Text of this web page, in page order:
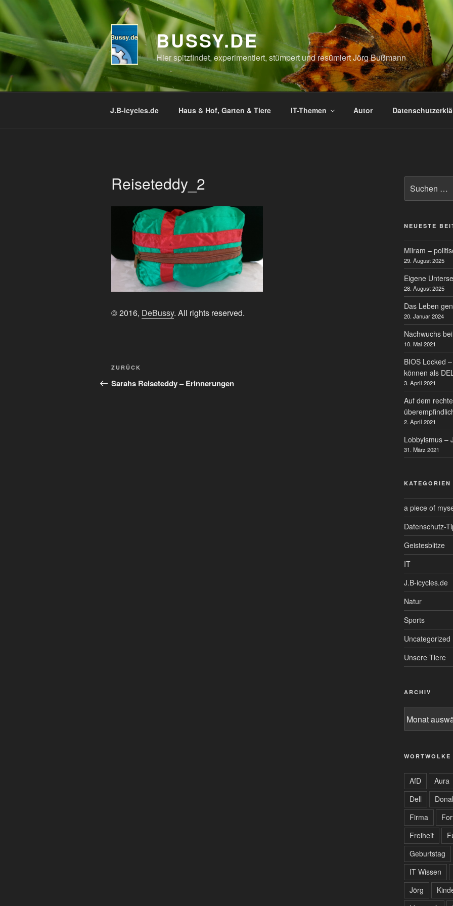
Zum
Inhalt
springen
BUSSY.DE
Hier spitzfindet, experimentiert, stümpert und resümiert Jörg Bußmann
J.B-icycles.de Haus & Hof, Garten & Tiere IT-Themen Autor
Reiseteddy_2
© 2016, DeBussy. All rights reserved.
Beitragsnavigation
Vorheriger
Beitrag
ZURÜCK
Sarahs Reiseteddy – Erinnerungen
nach:
NEUESTE
Milram –
29. August 2025
Eigene
28. August 2025
Das Leben
20. Januar 2024
Nachwuchs
10. Mai 2021
BIOS Locked
können als
3. April 2021
Auf dem
2. April 2021
Lobbyismus –
31. März 2021
KATEGORIEN
a piece of
Datenschutz-
Geistesblitze
IT
J.B-icycles.de
Natur
Sports
Uncategorized
Unsere Tiere
ARCHIV
WORTWOLKE
AfD Aura
Dell
Firma
Freiheit
Geburtstag
IT Wissen
Jörg